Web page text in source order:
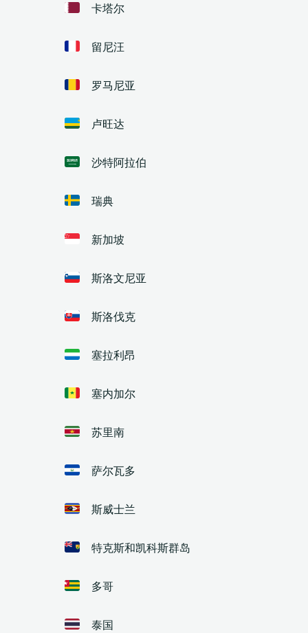
卡塔尔
留尼汪
罗马尼亚
卢旺达
沙特阿拉伯
瑞典
新加坡
斯洛文尼亚
斯洛伐克
塞拉利昂
塞内加尔
苏里南
萨尔瓦多
斯威士兰
特克斯和凯科斯群岛
多哥
泰国